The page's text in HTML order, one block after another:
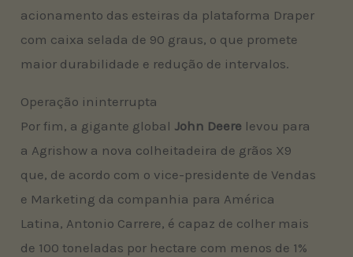
acionamento das esteiras da plataforma Draper
com caixa selada de 90 graus, o que promete
maior durabilidade e redução de intervalos.
Operação ininterrupta
Por fim, a gigante global John Deere levou para
a Agrishow a nova colheitadeira de grãos X9
que, de acordo com o vice-presidente de Vendas
e Marketing da companhia para América
Latina, Antonio Carrere, é capaz de colher mais
de 100 toneladas por hectare com menos de 1%